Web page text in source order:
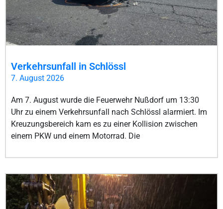
Verkehrsunfall in Schlössl
7. August 2026
Am 7. August wurde die Feuerwehr Nußdorf um 13:30
Uhr zu einem Verkehrsunfall nach Schlössl alarmiert. Im
Kreuzungsbereich kam es zu einer Kollision zwischen
einem PKW und einem Motorrad. Die